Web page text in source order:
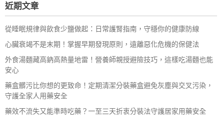
字:
近期文章
從睡眠規律與飲食少鹽做起：日常護腎指南，守穩你的健康防線
心臟衰竭不是末期！掌握早期發現原則，遠離惡化危機的保健法
外食湯麵藏高鈉高熱量地雷！營養師親授避險技巧，這樣吃湯麵也能
安心
藥盒髒污比你想的更致命！定期清潔分裝藥盒避免灰塵與交叉污染，
守護全家人用藥安全
藥效不流失又能準時吃藥？一至三天折衷分裝法守護居家用藥安全